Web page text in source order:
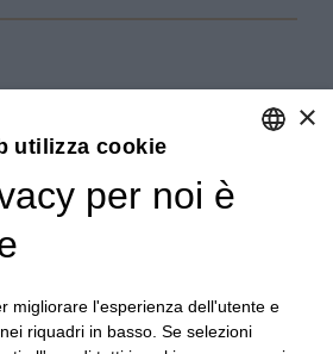
Digusto è un marchio di Olio
- PIVA 07980320019
Creato da:etinet.it
×
utilizza cookie
per noi è
migliorare l'esperienza dell'utente e
riquadri in basso. Se selezioni